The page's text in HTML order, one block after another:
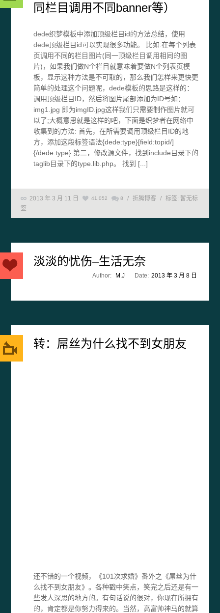
同栏目调用不同banner等）
dede织梦模板中添加顶级栏目id的方法总结，使用
dede顶级栏目id可以实现很多功能。 比如:在每个列表
页调用不同的栏目图片(同一顶级栏目调用相同的图
片)，如果我们做N个栏目就意味着要做N个列表页模
板，显示这种方法是不可取的，那么我们怎样来更快更
简单的处理这个问题呢，dede模板的思路是这样的：
调用顶级栏目ID，然后将图片尾部添加为ID号如：
img1.jpg 即为imgID.jpg这样我们只需要制作图片就可
以了;大概意思就是这样的吧，下面是织梦者在网络中
收集到的方法: 首先，在所需要调用顶级栏目ID的地
方，添加这段标签语法{dede:type}[field:topid/]
{/dede:type} 第二，修改源文件，找到include目录下的
taglib目录下的type.lib.php。 找到 [...]
2013 年 3 月 11 日 41,052 8 / 折腾博客 / 标签: 暂无标
签
淡淡的忧伤–生活无奈
Author: M.J Date: 2013 年 3 月 8 日
转：屌丝为什么找不到女朋友
还不错的一个视频，《101次求婚》番外之《屌丝为什
么找不到女朋友》。各种戳中笑点，笑完之后还是有一
些发人深思的地方的。有句话说的很对，你现在所拥有
的，肯定都是你努力得来的。当然，高富帅神马的就算